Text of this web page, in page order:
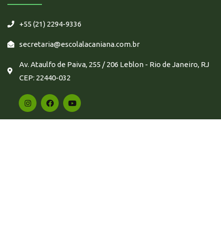
+55 (21) 2294-9336
secretaria@escolalacaniana.com.br
Av. Ataulfo de Paiva, 255 / 206 Leblon - Rio de Janeiro, RJ
CEP: 22440-032